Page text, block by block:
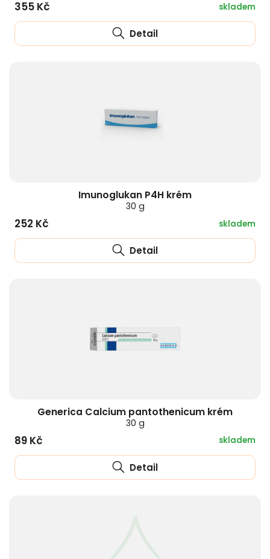
355 Kč skladem
Detail
Imunoglukan P4H krém
30 g
252 Kč skladem
Detail
Generica Calcium pantothenicum krém
30 g
89 Kč skladem
Detail